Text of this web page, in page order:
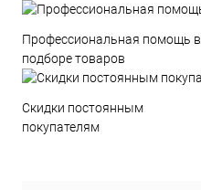
Профессиональная помощь в
подборе товаров
Скидки постоянным
покупателям